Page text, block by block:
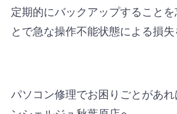
定期的にバックアップすること
とで急な操作不能状態による損失
パソコン修理でお困りごとがあ